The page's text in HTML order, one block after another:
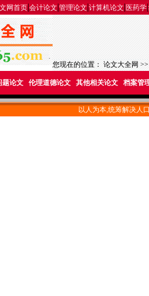
网首页|会计论文|管理论文|计算机论文| 医药学|
您现在的位置：论文大全网
题论文 伦理道德论文 其他相关论文 档案管
以人为本,统筹解决人